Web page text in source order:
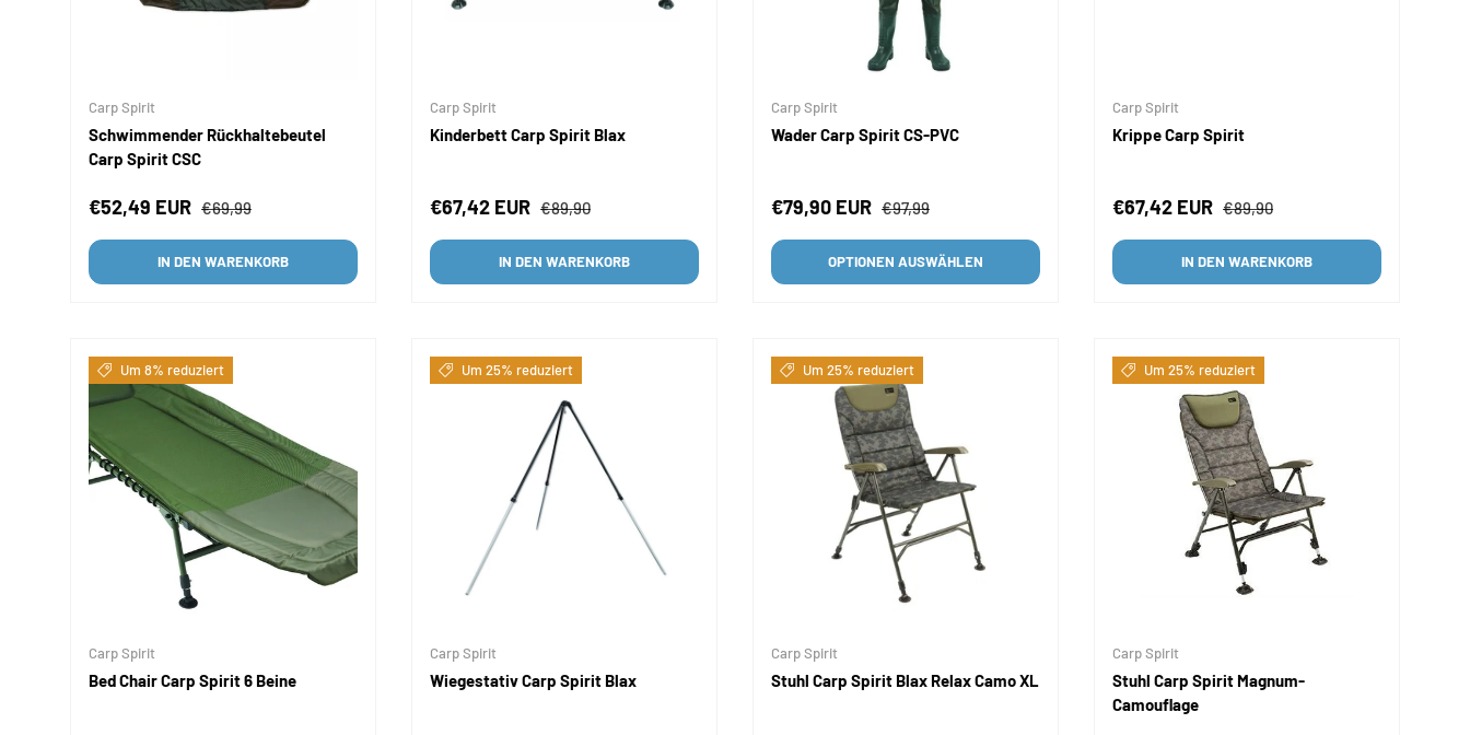
Carp Spirit
Schwimmender Rückhaltebeutel
Carp Spirit CSC
Verkaufspreis
€52,49 EUR Normaler Preis
€69,99
IN DEN WARENKORB
Carp Spirit
Kinderbett Carp Spirit Blax
Verkaufspreis
€67,42 EUR Normaler Preis
€89,90
IN DEN WARENKORB
Carp Spirit
Wader Carp Spirit CS-PVC
Verkaufspreis
€79,90 EUR Normaler Preis
€97,99
OPTIONEN AUSWÄHLEN
Carp Spirit
Krippe Carp Spirit
Verkaufspreis
€67,42 EUR Normaler Preis
€89,90
IN DEN WARENKORB
Um 8% reduziert
Carp Spirit
Bed Chair Carp Spirit 6 Beine
Um 25% reduziert
Carp Spirit
Wiegestativ Carp Spirit Blax
Um 25% reduziert
Carp Spirit
Stuhl Carp Spirit Blax Relax Camo XL
Um 25% reduziert
Carp Spirit
Stuhl Carp Spirit Magnum-
Camouflage